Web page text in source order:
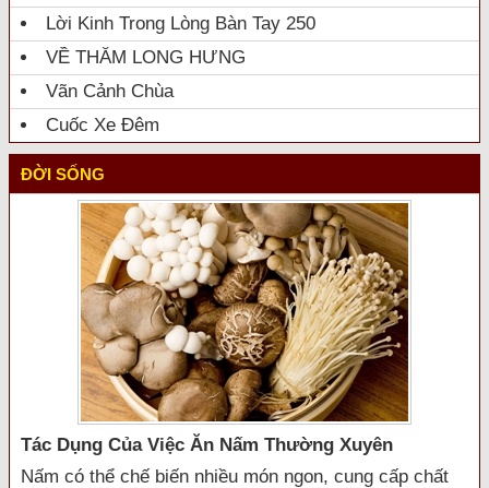
Lời Kinh Trong Lòng Bàn Tay 250
VỀ THĂM LONG HƯNG
Vãn Cảnh Chùa
Cuốc Xe Đêm
ĐỜI SỐNG
Tác Dụng Của Việc Ăn Nấm Thường Xuyên
Nấm có thể chế biến nhiều món ngon, cung cấp chất